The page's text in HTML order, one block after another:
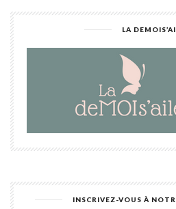
LA
INSCRIVEZ-VOUS À